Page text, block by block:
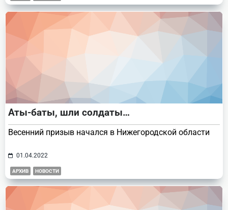
Аты-баты, шли солдаты…
Весенний призыв начался в Нижегородской области
01.04.2022
АРХИВ НОВОСТИ